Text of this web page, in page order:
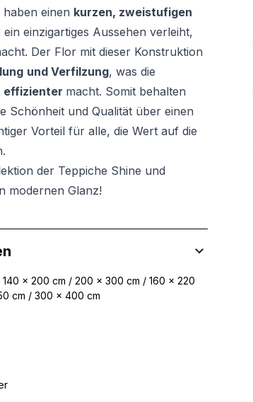
einen kurzen, zweistufigen
einzigartiges Aussehen verleiht,
Der Flor mit dieser Konstruktion
und Verfilzung, was die
effizienter macht. Somit behalten
Schönheit und Qualität über einen
Vorteil für alle, die Wert auf die
der Teppiche Shine und
modernen Glanz!
140 x 200 cm / 200 x 300 cm / 160 x 220
cm / 300 x 400 cm